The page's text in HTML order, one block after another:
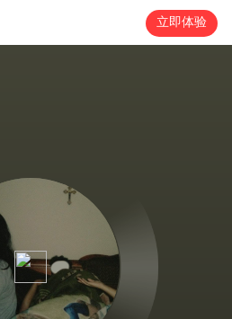
立即体验